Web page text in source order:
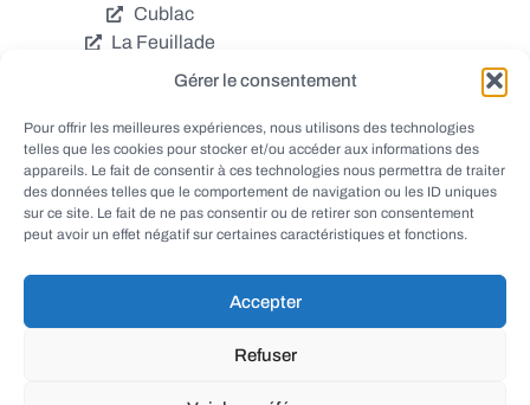
Gérer le consentement
Pour offrir les meilleures expériences, nous utilisons des technologies
telles que les cookies pour stocker et/ou accéder aux informations des
appareils. Le fait de consentir à ces technologies nous permettra de traiter
des données telles que le comportement de navigation ou les ID uniques
sur ce site. Le fait de ne pas consentir ou de retirer son consentement
peut avoir un effet négatif sur certaines caractéristiques et fonctions.
Accepter
Refuser
Cublac
La Feuillade
Chavagnac
Coly
Grèzes
Aubas
Villac
Azerat
Ladornac
Tourtoirac